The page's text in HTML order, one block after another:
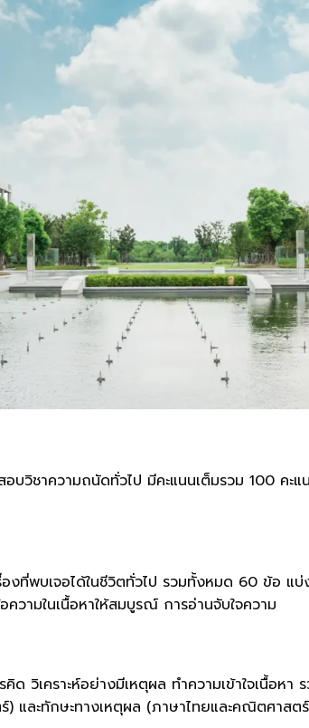
ชาความถนัดทั่วไป มีคะแนนเต็มรวม 100 คะ
งที่พบเจอได้ในชีวิตทั่วไป รวมทั้งหมด 60 ข้อ แ
วามในเนื้อหาให้สมบูรณ์ การอ่านจับใจความ
วิเคราะห์อย่างมีเหตุผล ทำความเข้าใจเนื้อห
และทักษะทางเหตุผล (ภาษาไทยและคณิตศาสตร์